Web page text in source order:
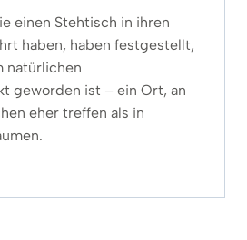
einen Stehtisch in ihren
haben, haben festgestellt,
natürlichen
geworden ist – ein Ort, an
eher treffen als in